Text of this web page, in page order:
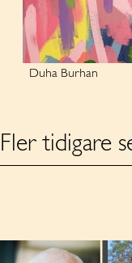
Duha Burhan
Fler tidigare